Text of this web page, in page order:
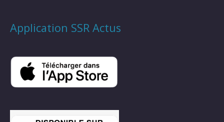
Application SSR Actus